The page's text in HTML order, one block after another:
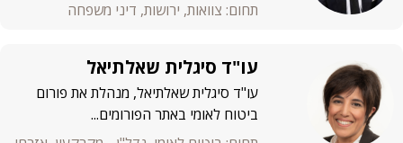
תחום: צוואות, ירושות, דיני משפחה
עו"ד סיגלית שאלתיאל
עו"ד סיגלית שאלתיאל, מנהלת את פורום
ביטוח לאומי באתר הפורומים...